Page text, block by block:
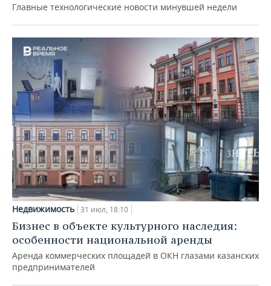
Главные технологические новости минувшей недели
Недвижимость 31 июл, 18:10
Бизнес в объекте культурного наследия:
особенности национальной аренды
Аренда коммерческих площадей в ОКН глазами казанских
предпринимателей